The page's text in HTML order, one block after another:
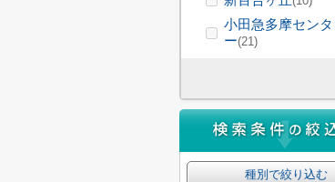
小田急多摩センタ
ー(21)
種別で絞り込む